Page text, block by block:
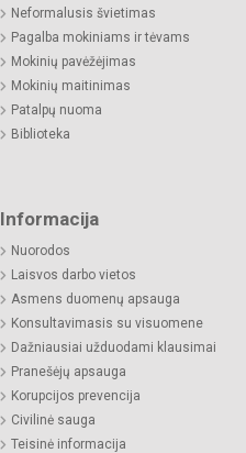
Neformalusis švietimas
Pagalba mokiniams ir tėvams
Mokinių pavėžėjimas
Mokinių maitinimas
Patalpų nuoma
Biblioteka
Informacija
Nuorodos
Laisvos darbo vietos
Asmens duomenų apsauga
Konsultavimasis su visuomene
Dažniausiai užduodami klausimai
Pranešėjų apsauga
Korupcijos prevencija
Civilinė sauga
Teisinė informacija